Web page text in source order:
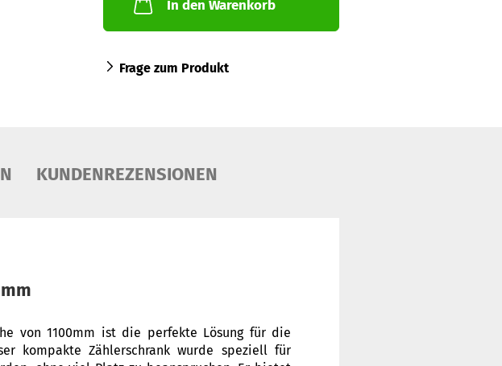
In den Warenkorb
Frage zum Produkt
KUNDENREZENSIONEN
von 1100mm ist die perfekte Lösung für die
kompakte Zählerschrank wurde speziell für